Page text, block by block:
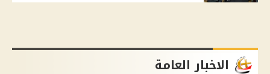
الاخبار العامة